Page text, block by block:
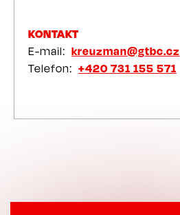
KONTAKT
E-mail
kreuzman@gtbc.cz
Telefon
+420 731 155 571